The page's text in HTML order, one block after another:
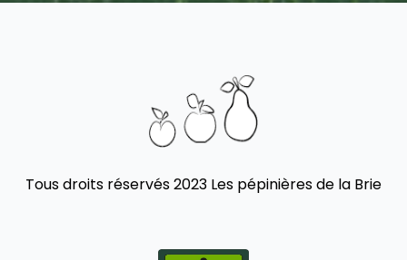
Tous droits réservés 2023 Les pépinières de la Brie